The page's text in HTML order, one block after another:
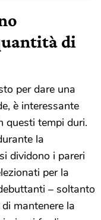
di
per dare una
è interessante
questi tempi duri.
la
si dividono i pareri
per la
– soltanto
mantenere la